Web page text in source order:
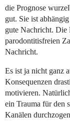
die Prognose
gut. Sie ist
gute Nachricht. Die
parodontitisfreien
Nachricht.
Es ist ja nicht ganz
Konsequenzen
motivieren.
ein Trauma für den
Kanälen